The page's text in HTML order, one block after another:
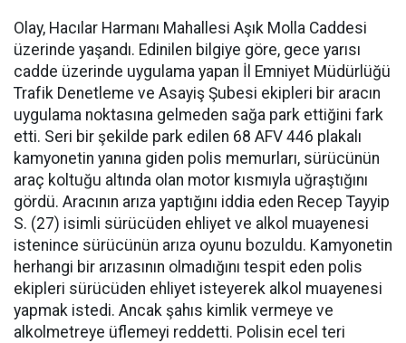
Olay, Hacılar Harmanı Mahallesi Aşık Molla Caddesi
üzerinde yaşandı. Edinilen bilgiye göre, gece yarısı
cadde üzerinde uygulama yapan İl Emniyet Müdürlüğü
Trafik Denetleme ve Asayiş Şubesi ekipleri bir aracın
uygulama noktasına gelmeden sağa park ettiğini fark
etti. Seri bir şekilde park edilen 68 AFV 446 plakalı
kamyonetin yanına giden polis memurları, sürücünün
araç koltuğu altında olan motor kısmıyla uğraştığını
gördü. Aracının arıza yaptığını iddia eden Recep Tayyip
S. (27) isimli sürücüden ehliyet ve alkol muayenesi
istenince sürücünün arıza oyunu bozuldu. Kamyonetin
herhangi bir arızasının olmadığını tespit eden polis
ekipleri sürücüden ehliyet isteyerek alkol muayenesi
yapmak istedi. Ancak şahıs kimlik vermeye ve
alkolmetreye üflemeyi reddetti. Polisin ecel teri